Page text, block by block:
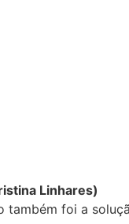
Linhares)
também foi a